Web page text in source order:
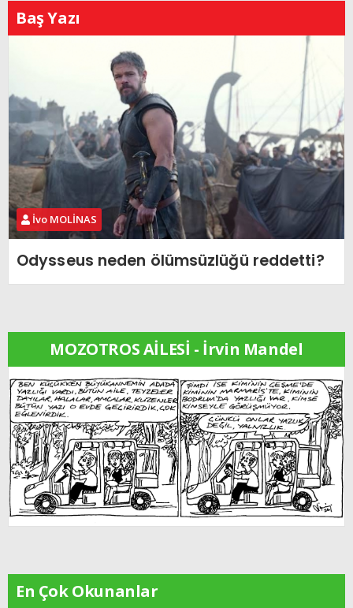
Baş Yazı
İvo MOLİNAS
Odysseus neden ölümsüzlüğü reddetti?
MOZOTROS AİLESİ - İrvin Mandel
En Çok Okunanlar